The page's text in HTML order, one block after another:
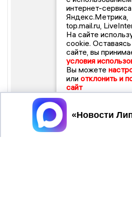
интернет-сервиса
Яндекс.Метрика,
top.mail.ru,
На сайте
cookie. Оставаясь
сайте, вы
условия
Вы можете
или отклонить и
сайт
Принять